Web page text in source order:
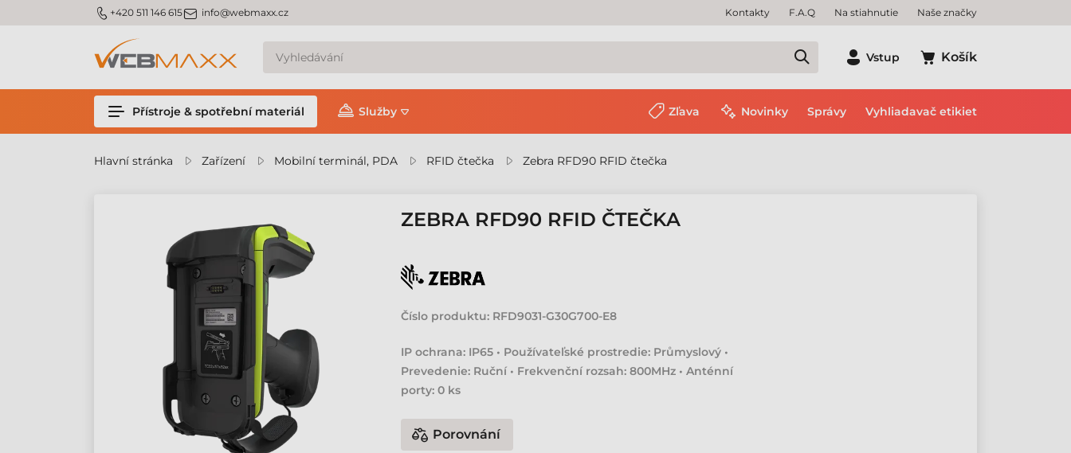
m_phone +420 511 146 615m_email info@webmaxx.cz Kontakty F.A.Q Na stiahnutie Naše značky
Vstup Košík
Přístroje & spotřební materiál Služby Zľava Novinky Správy Vyhliadavač etikiet
Hlavní stránka Zařízení Mobilní terminál, PDA RFID čtečka Zebra RFD90 RFID čtečka
ZEBRA RFD90 RFID ČTEČKA
Číslo produktu: RFD9031-G30G700-E8
IP ochrana: IP65 • Používateľské prostredie: Průmyslový •
Prevedenie: Ruční • Frekvenční rozsah: 800MHz • Anténní
porty: 0 ks
Porovnání